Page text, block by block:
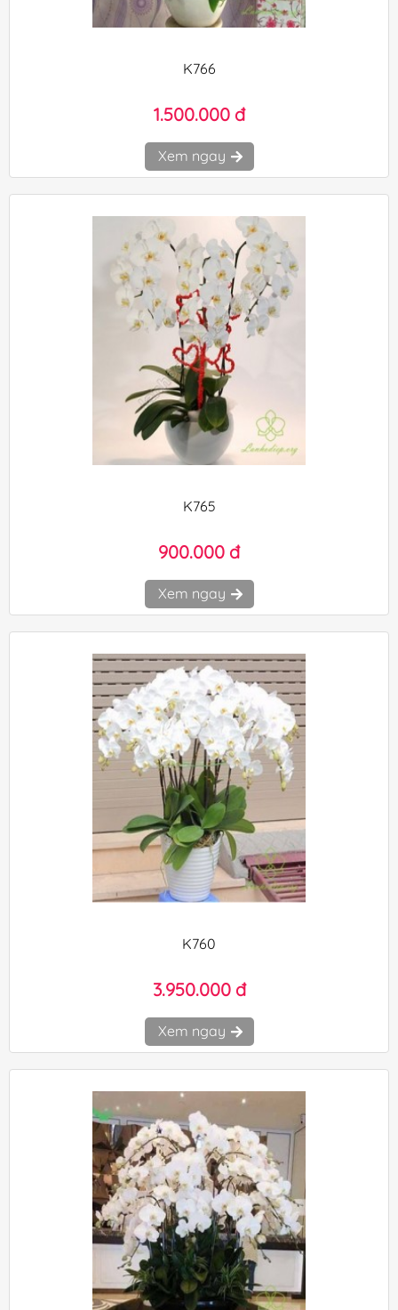
K766
1.500.000 đ
Xem ngay
K765
900.000 đ
Xem ngay
K760
3.950.000 đ
Xem ngay